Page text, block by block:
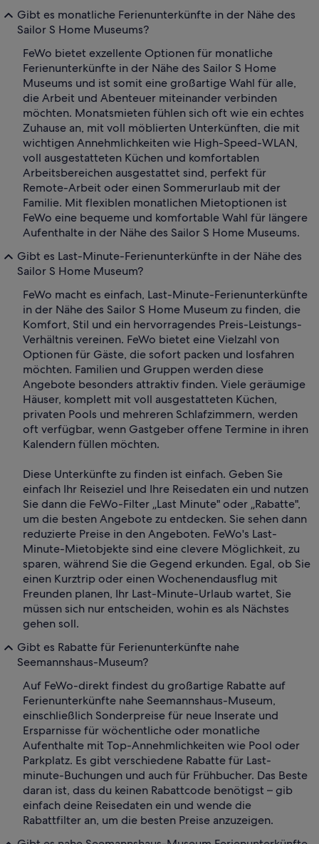
Gibt es monatliche Ferienunterkünfte in der Nähe des
Sailor S Home Museums?
FeWo bietet exzellente Optionen für monatliche
Ferienunterkünfte in der Nähe des Sailor S Home
Museums und ist somit eine großartige Wahl für alle,
die Arbeit und Abenteuer miteinander verbinden
möchten. Monatsmieten fühlen sich oft wie ein echtes
Zuhause an, mit voll möblierten Unterkünften, die mit
wichtigen Annehmlichkeiten wie High-Speed-WLAN,
voll ausgestatteten Küchen und komfortablen
Arbeitsbereichen ausgestattet sind, perfekt für
Remote-Arbeit oder einen Sommerurlaub mit der
Familie. Mit flexiblen monatlichen Mietoptionen ist
FeWo eine bequeme und komfortable Wahl für längere
Aufenthalte in der Nähe des Sailor S Home Museums.
Gibt es Last-Minute-Ferienunterkünfte in der Nähe des
Sailor S Home Museum?
FeWo macht es einfach, Last-Minute-Ferienunterkünfte
in der Nähe des Sailor S Home Museum zu finden, die
Komfort, Stil und ein hervorragendes Preis-Leistungs-
Verhältnis vereinen. FeWo bietet eine Vielzahl von
Optionen für Gäste, die sofort packen und losfahren
möchten. Familien und Gruppen werden diese
Angebote besonders attraktiv finden. Viele geräumige
Häuser, komplett mit voll ausgestatteten Küchen,
privaten Pools und mehreren Schlafzimmern, werden
oft verfügbar, wenn Gastgeber offene Termine in ihren
Kalendern füllen möchten.
Diese Unterkünfte zu finden ist einfach. Geben Sie
einfach Ihr Reiseziel und Ihre Reisedaten ein und nutzen
Sie dann die FeWo-Filter „Last Minute" oder „Rabatte",
um die besten Angebote zu entdecken. Sie sehen dann
reduzierte Preise in den Angeboten. FeWo's Last-
Minute-Mietobjekte sind eine clevere Möglichkeit, zu
sparen, während Sie die Gegend erkunden. Egal, ob Sie
einen Kurztrip oder einen Wochenendausflug mit
Freunden planen, Ihr Last-Minute-Urlaub wartet, Sie
müssen sich nur entscheiden, wohin es als Nächstes
gehen soll.
Gibt es Rabatte für Ferienunterkünfte nahe
Seemannshaus-Museum?
Auf FeWo-direkt findest du großartige Rabatte auf
Ferienunterkünfte nahe Seemannshaus-Museum,
einschließlich Sonderpreise für neue Inserate und
Ersparnisse für wöchentliche oder monatliche
Aufenthalte mit Top-Annehmlichkeiten wie Pool oder
Parkplatz. Es gibt verschiedene Rabatte für Last-
minute-Buchungen und auch für Frühbucher. Das Beste
daran ist, dass du keinen Rabattcode benötigst – gib
einfach deine Reisedaten ein und wende die
Rabattfilter an, um die besten Preise anzuzeigen.